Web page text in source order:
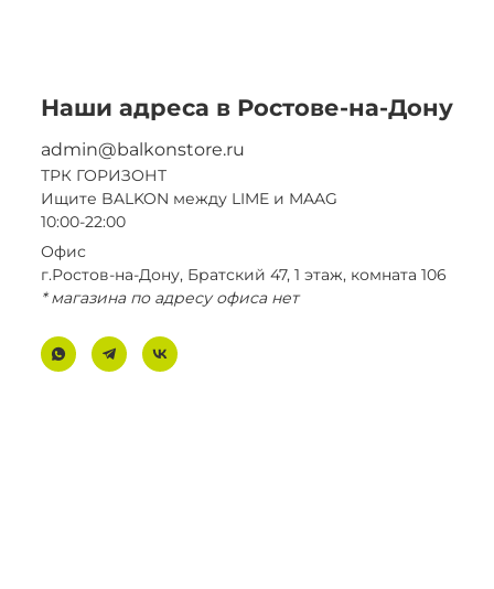
Наши адреса в Ростове-на-Дону
admin@balkonstore.ru
ТРК ГОРИЗОНТ
Ищите BALKON между LIME и MAAG
10:00-22:00
Офис
г.Ростов-на-Дону, Братский 47, 1 этаж, комната 106
* магазина по адресу офиса нет